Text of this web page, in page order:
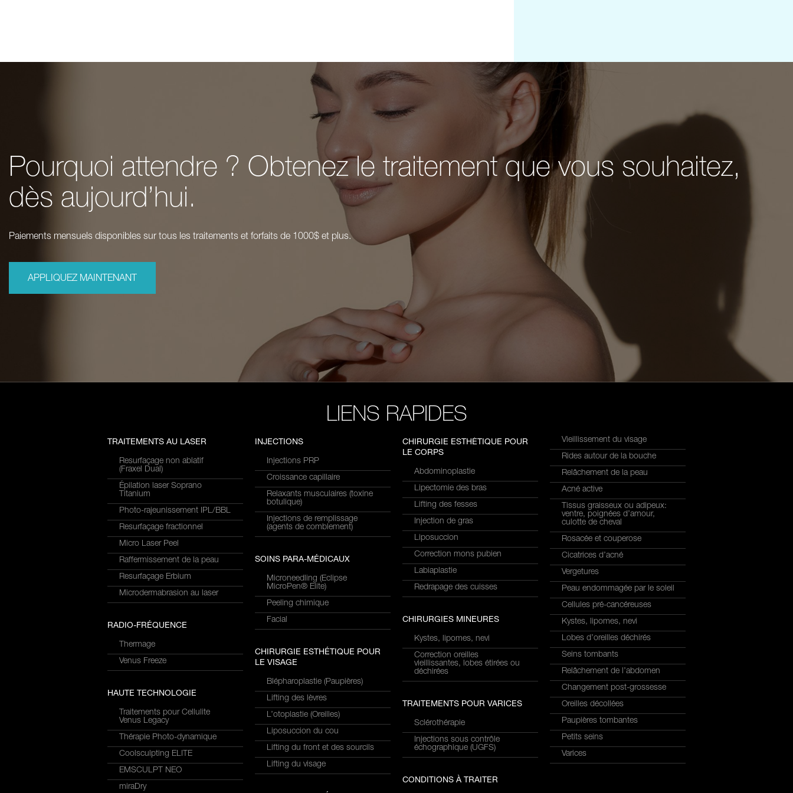
Pourquoi attendre ? Obtenez le traitement que vous souhaitez,
dès aujourd’hui.
Paiements mensuels disponibles sur tous les traitements et forfaits de 1000$ et plus.
APPLIQUEZ MAINTENANT
LIENS RAPIDES
TRAITEMENTS AU LASER
Resurfaçage non ablatif
(Fraxel Dual)
Épilation laser Soprano
Titanium
Photo-rajeunissement IPL/BBL
Resurfaçage fractionnel
Micro Laser Peel
Raffermissement de la peau
Resurfaçage Erbium
Microdermabrasion au laser
RADIO-FRÉQUENCE
Thermage
Venus Freeze
HAUTE TECHNOLOGIE
Traitements pour Cellulite
Venus Legacy
Thérapie Photo-dynamique
Coolsculpting ELITE
EMSCULPT NEO
miraDry
INJECTIONS
Injections PRP
Croissance capillaire
Relaxants musculaires (toxine
botulique)
Injections de remplissage
(agents de comblement)
SOINS PARA-MÉDICAUX
Microneedling (Eclipse
MicroPen® Elite)
Peeling chimique
Facial
CHIRURGIE ESTHÉTIQUE POUR
LE VISAGE
Blépharoplastie (Paupières)
Lifting des lèvres
L’otoplastie (Oreilles)
Liposuccion du cou
Lifting du front et des sourcils
Lifting du visage
CHIRURGIE ESTHÉTIQUE POUR
LE CORPS
Abdominoplastie
Lipectomie des bras
Lifting des fesses
Injection de gras
Liposuccion
Correction mons pubien
Labiaplastie
Redrapage des cuisses
CHIRURGIES MINEURES
Kystes, lipomes, nevi
Correction oreilles
vieillissantes, lobes étirées ou
déchirées
TRAITEMENTS POUR VARICES
Sclérothérapie
Injections sous contrôle
échographique (UGFS)
CONDITIONS À TRAITER
Vieillissement du visage
Rides autour de la bouche
Relâchement de la peau
Acné active
Tissus graisseux ou adipeux:
ventre, poignées d’amour,
culotte de cheval
Rosacée et couperose
Cicatrices d’acné
Vergetures
Peau endommagée par le soleil
Cellules pré-cancéreuses
Kystes, lipomes, nevi
Lobes d’oreilles déchirés
Seins tombants
Relâchement de l’abdomen
Changement post-grossesse
Oreilles décollées
Paupières tombantes
Petits seins
Varices